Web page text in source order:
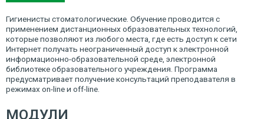
Гигиенисты стоматологические. Обучение проводится с
применением дистанционных образовательных технологий,
которые позволяют из любого места, где есть доступ к сети
Интернет получать неограниченный доступ к электронной
информационно-образовательной среде, электронной
библиотеке образовательного учреждения. Программа
предусматривает получение консультаций преподавателя в
режимах on-line и off-line.
МОДУЛИ